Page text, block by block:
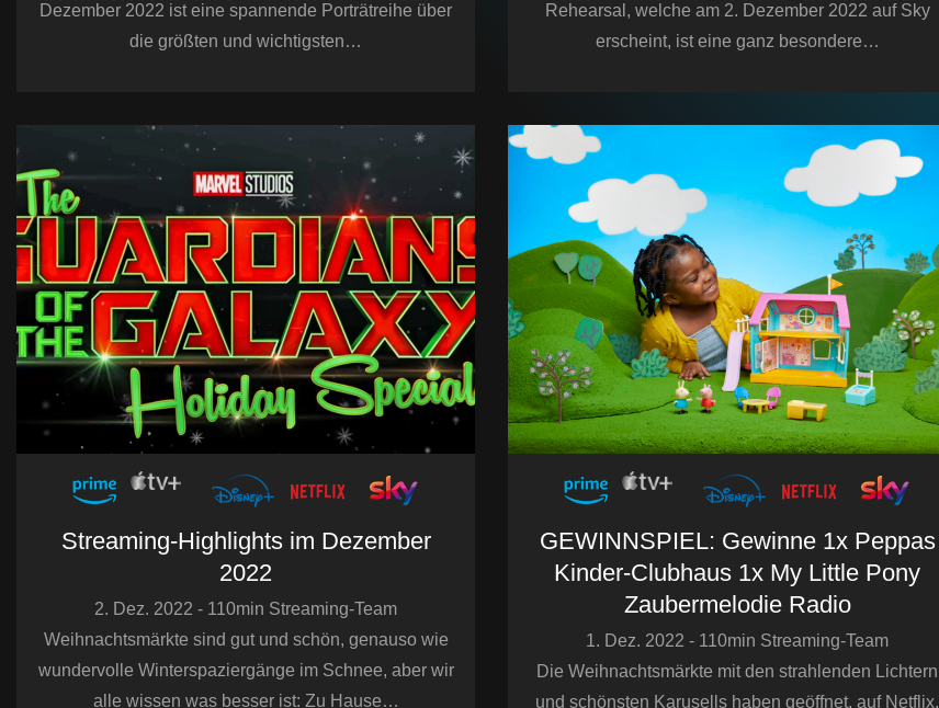
Dezember 2022 ist eine spannende Porträtreihe über
die größten und wichtigsten…
Rehearsal, welche am 2. Dezember 2022 auf Sky
erscheint, ist eine ganz besondere…
Streaming-Highlights im Dezember
2022
2. Dez. 2022 - 110min Streaming-Team
Weihnachtsmärkte sind gut und schön, genauso wie
wundervolle Winterspaziergänge im Schnee, aber wir
alle wissen was besser ist: Zu Hause…
GEWINNSPIEL: Gewinne 1x Peppas
Kinder-Clubhaus 1x My Little Pony
Zaubermelodie Radio
1. Dez. 2022 - 110min Streaming-Team
Die Weihnachtsmärkte mit den strahlenden Lichtern
und schönsten Karusells haben geöffnet, auf Netflix,